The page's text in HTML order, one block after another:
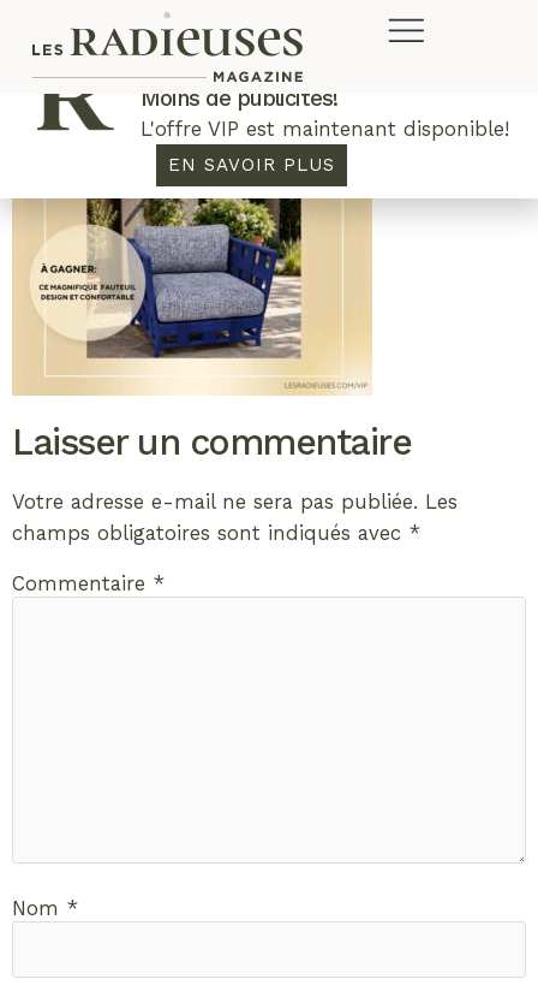
Laisser un commentaire
Votre adresse e-mail ne sera pas publiée. Les
champs obligatoires sont indiqués avec *
Commentaire *
Nom *
Plus de concours. Plus de rabais.
Moins de publicités!
L'offre VIP est maintenant disponible!
EN SAVOIR PLUS